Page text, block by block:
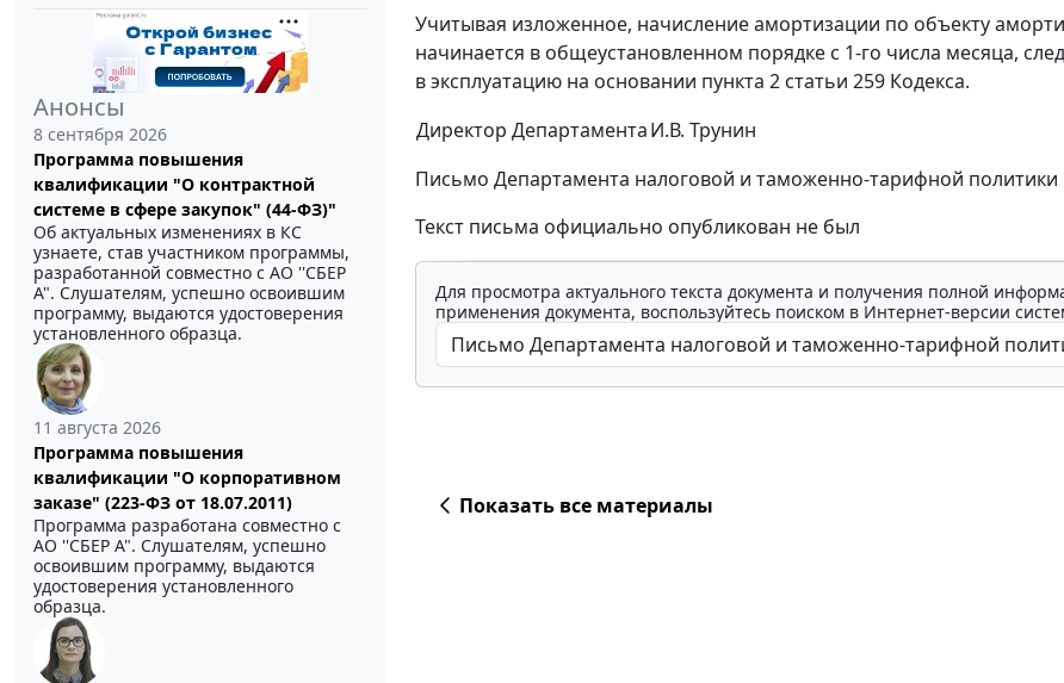
Анонсы
8 сентября 2026
Программа повышения
квалификации "О контрактной
системе в сфере закупок" (44-ФЗ)"
Об актуальных изменениях в КС
узнаете, став участником программы,
разработанной совместно с АО ''СБЕР
А". Слушателям, успешно освоившим
программу, выдаются удостоверения
установленного образца.
11 августа 2026
Программа повышения
квалификации "О корпоративном
заказе" (223-ФЗ от 18.07.2011)
Программа разработана совместно с
АО ''СБЕР А". Слушателям, успешно
освоившим программу, выдаются
удостоверения установленного
образца.
Учитывая изложенное, начисление амортизации по объекту
начинается в общеустановленном порядке с 1-го числа месяца,
в эксплуатацию на основании пункта 2 статьи 259 Кодекса.
Директор ДепартаментаИ.В. Трунин
Письмо Департамента налоговой и таможенно-тарифной
Текст письма официально опубликован не был
Для просмотра актуального текста документа и получения полной
применения документа, воспользуйтесь поиском в Интернет-версии
Показать все материалы